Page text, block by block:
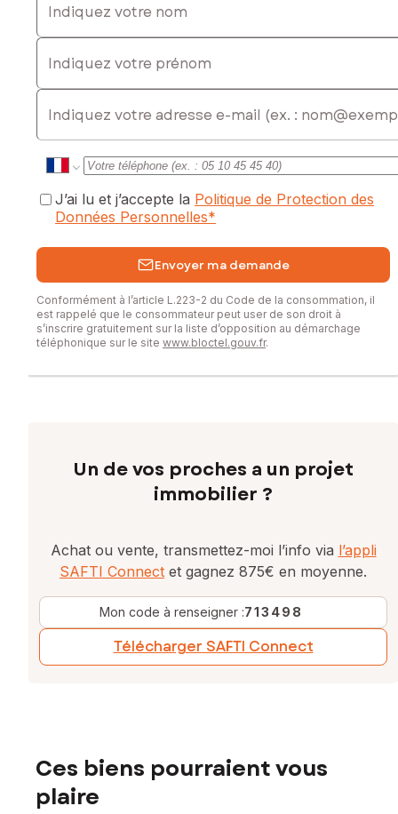
exposé sont disponibles sur le site Géorisques :
www.georisques.gouv.fr
Prix de vente : 333 000 €
Honoraires charge vendeur
67 04 54 48, E-mail : marc.carniel@safti.fr - EI - Agent
numéro 849 555 438
Indiquez votre prénom
E-mail
J’ai lu et j’accepte la Politique de Protection des
Données Personnelles*
Envoyer ma demande
Conformément à l’article L.223-2 du Code de la consommation, il
est rappelé que le consommateur peut user de son droit à
s’inscrire gratuitement sur la liste d’opposition au démarchage
téléphonique sur le site www.bloctel.gouv.fr.
Un de vos proches a un projet
immobilier ?
Achat ou vente, transmettez-moi l’info via l’appli
SAFTI Connect et gagnez 875€ en moyenne.
Mon code à renseigner :713498
Télécharger SAFTI Connect
Ces biens pourraient vous
plaire